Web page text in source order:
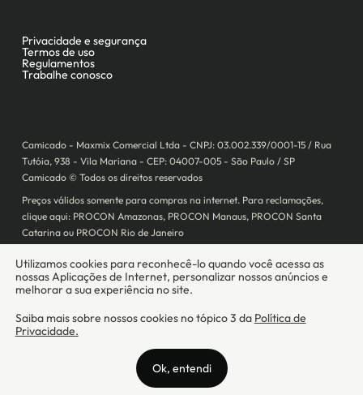
Camicado - Maxmix Comercial Ltda - CNPJ: 03.002.339/0001-15 / Rua
Tutóia, 938 - Vila Mariana - CEP: 04007-005 - São Paulo / SP
Camicado © Todos os direitos reservados
Preços válidos somente para compras na internet. Para reclamações,
clique aqui: PROCON Amazonas, PROCON Manaus, PROCON Santa
Catarina ou PROCON Rio de Janeiro
prestando os serviços de abertura de conta pós-paga (cartões de
crédito), conforme a regulação vigente.